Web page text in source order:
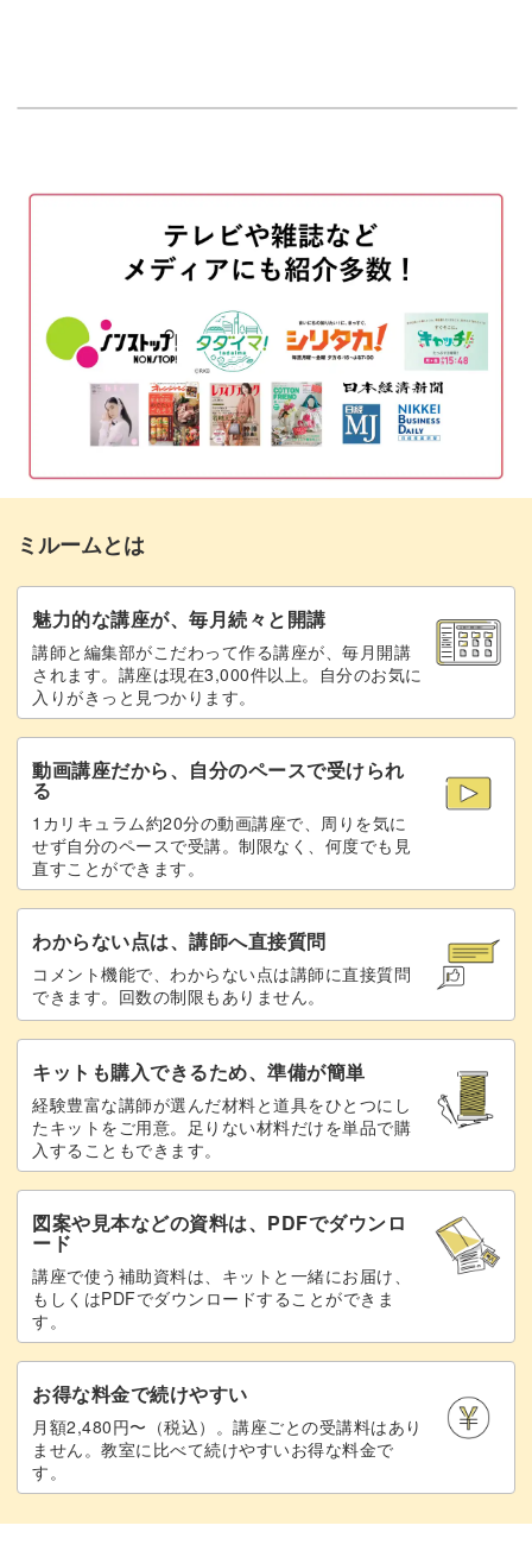
赤い練りきりあんを練り直して4等分にする
赤い練りきりあんをしずく型に伸ばす
包あんする 07:44
絞る
葉っぱをのせる
花芯を作る 21:28
氷餅をのせる
完成♪
ミルームとは
魅力的な講座が、毎月続々と開講
講師と編集部がこだわって作る講座が、毎月開講
されます。講座は現在3,000件以上。自分のお気に
入りがきっと見つかります。
動画講座だから、自分のペースで受けられ
る
1カリキュラム約20分の動画講座で、周りを気に
せず自分のペースで受講。制限なく、何度でも見
直すことができます。
わからない点は、講師へ直接質問
コメント機能で、わからない点は講師に直接質問
できます。回数の制限もありません。
キットも購入できるため、準備が簡単
経験豊富な講師が選んだ材料と道具をひとつにし
たキットをご用意。足りない材料だけを単品で購
入することもできます。
図案や見本などの資料は、PDFでダウンロ
ード
講座で使う補助資料は、キットと一緒にお届け、
もしくはPDFでダウンロードすることができま
す。
お得な料金で続けやすい
月額2,480円〜（税込）。講座ごとの受講料はあり
ません。教室に比べて続けやすいお得な料金で
す。